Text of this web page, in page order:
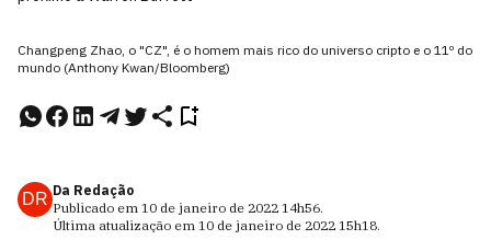
Changpeng Zhao, o "CZ", é o homem mais rico do universo cripto e o 11º do
mundo (Anthony Kwan/Bloomberg)
DR Da Redação
Publicado em 10 de janeiro de 2022 14h56.
Última atualização em 10 de janeiro de 2022 15h18.